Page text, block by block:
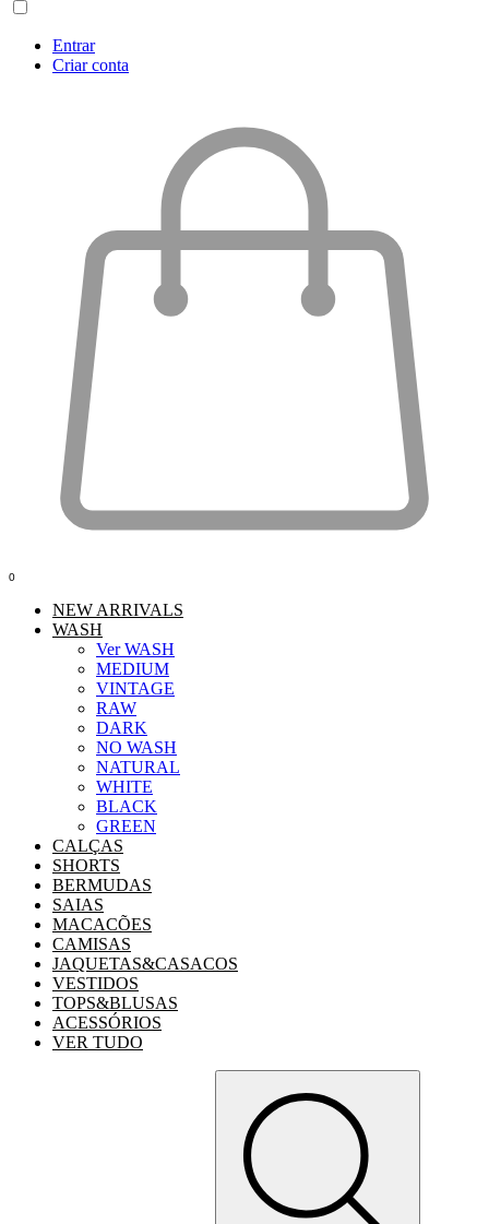
Entrar
Criar conta
0
NEW ARRIVALS
WASH
Ver WASH
MEDIUM
VINTAGE
RAW
DARK
NO WASH
NATURAL
WHITE
BLACK
GREEN
CALÇAS
SHORTS
BERMUDAS
SAIAS
MACACÕES
CAMISAS
JAQUETAS&CASACOS
VESTIDOS
TOPS&BLUSAS
ACESSÓRIOS
VER TUDO